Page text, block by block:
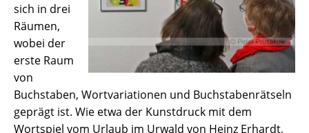
sich in drei
Räumen,
wobei der
erste Raum
von
Buchstaben, Wortvariationen und Buchstabenrätseln
geprägt ist. Wie etwa der Kunstdruck mit dem
Wortspiel vom Urlaub im Urwald von Heinz Erhardt,